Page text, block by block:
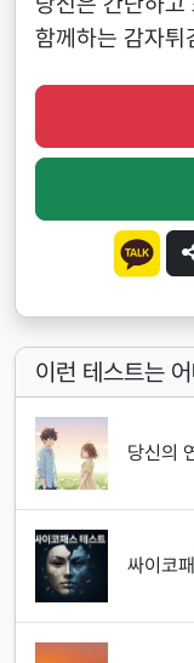
함께하는 감자튀
이런 테스트는
당신의
싸이코